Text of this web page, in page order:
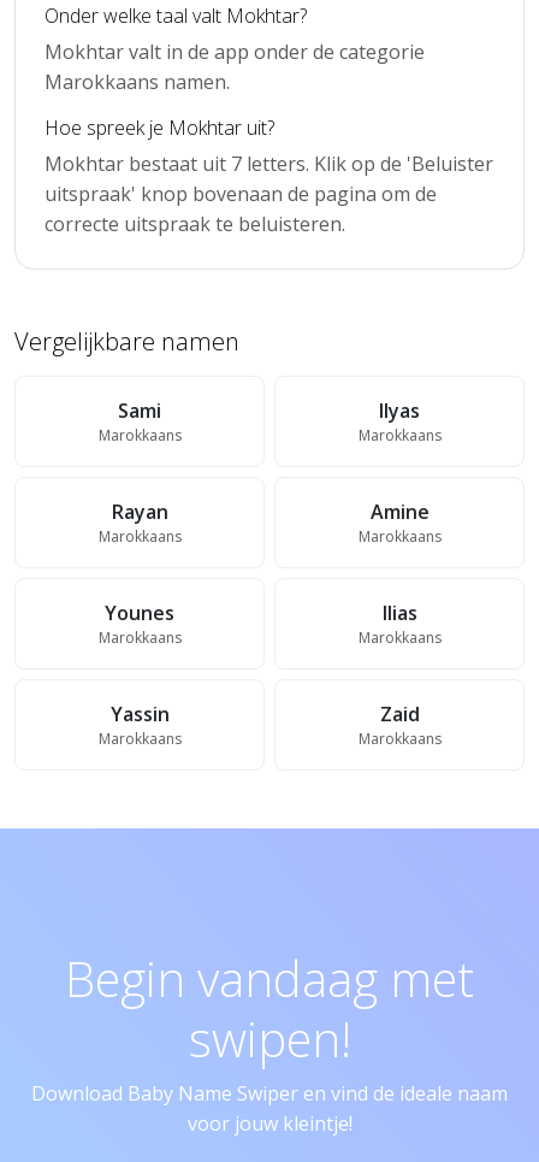
Onder welke taal valt Mokhtar?
Mokhtar valt in de app onder de categorie
Marokkaans namen.
Hoe spreek je Mokhtar uit?
Mokhtar bestaat uit 7 letters. Klik op de 'Beluister
uitspraak' knop bovenaan de pagina om de
correcte uitspraak te beluisteren.
Vergelijkbare namen
Sami
Marokkaans
Ilyas
Marokkaans
Rayan
Marokkaans
Amine
Marokkaans
Younes
Marokkaans
Ilias
Marokkaans
Yassin
Marokkaans
Zaid
Marokkaans
Begin vandaag met
swipen!
Download Baby Name Swiper en vind de ideale naam
voor jouw kleintje!